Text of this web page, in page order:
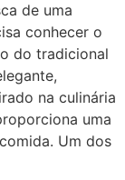
de uma
conhecer o
do tradicional
na culinária
uma
Um dos